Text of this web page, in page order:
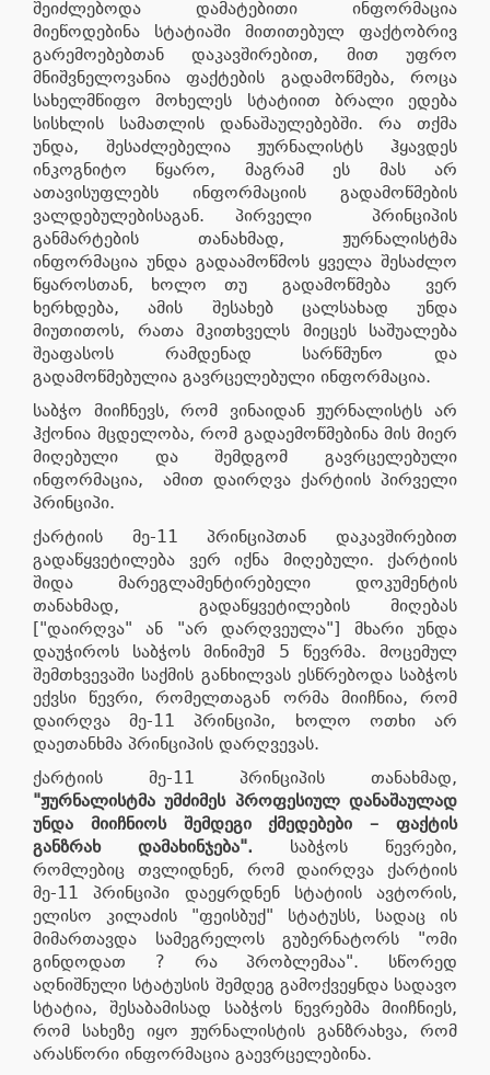
შეიძლებოდა დამატებითი ინფორმაცია
მიეწოდებინა სტატიაში მითითებულ ფაქტობრივ
გარემოებებთან დაკავშირებით, მით უფრო
მნიშვნელოვანია ფაქტების გადამოწმება, როცა
სახელმწიფო მოხელეს სტატიით ბრალი ედება
სისხლის სამათლის დანაშაულებებში. რა თქმა
უნდა, შესაძლებელია ჟურნალისტს ჰყავდეს
ინკოგნიტო წყარო, მაგრამ ეს მას არ
ათავისუფლებს ინფორმაციის გადამოწმების
ვალდებულებისაგან. პირველი პრინციპის
განმარტების თანახმად, ჟურნალისტმა
ინფორმაცია უნდა გადაამოწმოს ყველა შესაძლო
წყაროსთან, ხოლო თუ გადამოწმება ვერ
ხერხდება, ამის შესახებ ცალსახად უნდა
მიუთითოს, რათა მკითხველს მიეცეს საშუალება
შეაფასოს რამდენად სარწმუნო და
გადამოწმებულია გავრცელებული ინფორმაცია.
საბჭო მიიჩნევს, რომ ვინაიდან ჟურნალისტს არ
ჰქონია მცდელობა, რომ გადაემოწმებინა მის მიერ
მიღებული და შემდგომ გავრცელებული
ინფორმაცია, ამით დაირღვა ქარტიის პირველი
პრინციპი.
ქარტიის მე-11 პრინციპთან დაკავშირებით
გადაწყვეტილება ვერ იქნა მიღებული. ქარტიის
შიდა მარეგლამენტირებელი დოკუმენტის
თანახმად, გადაწყვეტილების მიღებას
["დაირღვა" ან "არ დარღვეულა"] მხარი უნდა
დაუჭიროს საბჭოს მინიმუმ 5 წევრმა. მოცემულ
შემთხვევაში საქმის განხილვას ესწრებოდა საბჭოს
ექვსი წევრი, რომელთაგან ორმა მიიჩნია, რომ
დაირღვა მე-11 პრინციპი, ხოლო ოთხი არ
დაეთანხმა პრინციპის დარღვევას.
ქარტიის მე-11 პრინციპის თანახმად,
"ჟურნალისტმა უმძიმეს პროფესიულ დანაშაულად
უნდა
მიიჩნიოს შემდეგი ქმედებები –
ფაქტის
განზრახ
დამახინჯება". საბჭოს წევრები,
რომლებიც თვლიდნენ, რომ დაირღვა ქარტიის
მე-11 პრინციპი დაეყრდნენ სტატიის ავტორის,
ელისო კილაძის "ფეისბუქ" სტატუსს, სადაც ის
მიმართავდა სამეგრელოს გუბერნატორს "ომი
გინდოდათ ? რა პრობლემაა". სწორედ
აღნიშნული სტატუსის შემდეგ გამოქვეყნდა სადავო
სტატია, შესაბამისად საბჭოს წევრებმა მიიჩნიეს,
რომ სახეზე იყო ჟურნალისტის განზრახვა, რომ
არასწორი ინფორმაცია გაევრცელებინა.